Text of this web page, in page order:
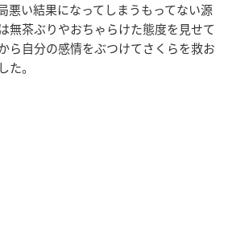
悪い結果になってしまうもってない源
無茶ぶりやおちゃらけた態度を見せて
ら自分の感情をぶつけてさくらを救お
た。